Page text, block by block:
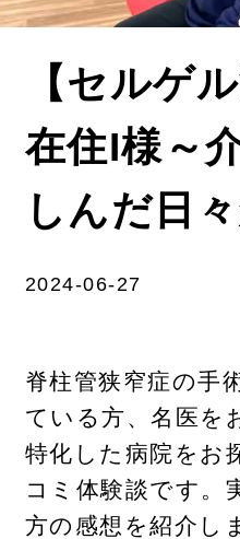
【セルゲ
在住I様～
しんだ日
2024-06-27
脊柱管狭窄症の手
ている方、名医を
特化した病院をお
コミ体験談です。
方の感想を紹介し